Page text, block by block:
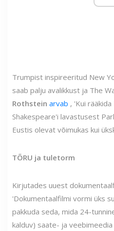
Trumpist inspireeritud New
saab palju avalikkust ja The
Rothstein arvab , 'Kui
Shakespeare'i lavastusest
Eustis olevat võimukas kui
TÕRU ja tuletorm
Kirjutades uuest
'Dokumentaalfilmi vormi üks
pakkuda seda, mida 24-
kalduv) saate- ja